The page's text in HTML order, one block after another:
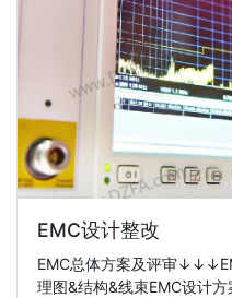
EMC设计整改
EMC总体方案及评审
理图&结构&线束EMC设计